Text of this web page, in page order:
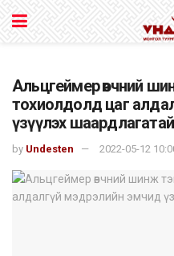
Альцгеймер өвчний
тохиолдолд цаг
үзүүлэх шаардлагатай
by Undesten 2022-05-12